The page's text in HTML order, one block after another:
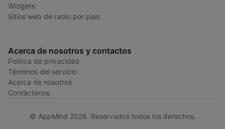
Widgets
Sitios web de radio por país
Acerca de nosotros y contactos
Política de privacidad
Términos del servicio
Acerca de nosotros
Contáctenos
© AppMind 2026. Reservados todos los derechos.